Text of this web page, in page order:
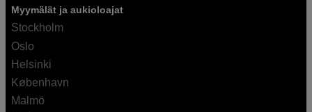
Myymälät ja aukioloajat
Stockholm
Oslo
Helsinki
København
Malmö